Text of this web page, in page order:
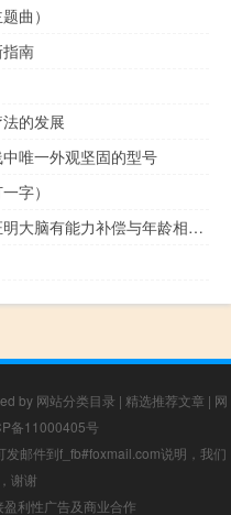
曲）
南
的发展
唯一外观坚固的型号
字）
研究发现迄今为止最有力的证据证明大脑有能力补偿与年龄相关的认知衰退
by 网站分类目录 | 精选推荐文章 | 网
备11000405号
邮件到f_fb#foxmail.com说明，我们
谢谢
利性广告及商业合作